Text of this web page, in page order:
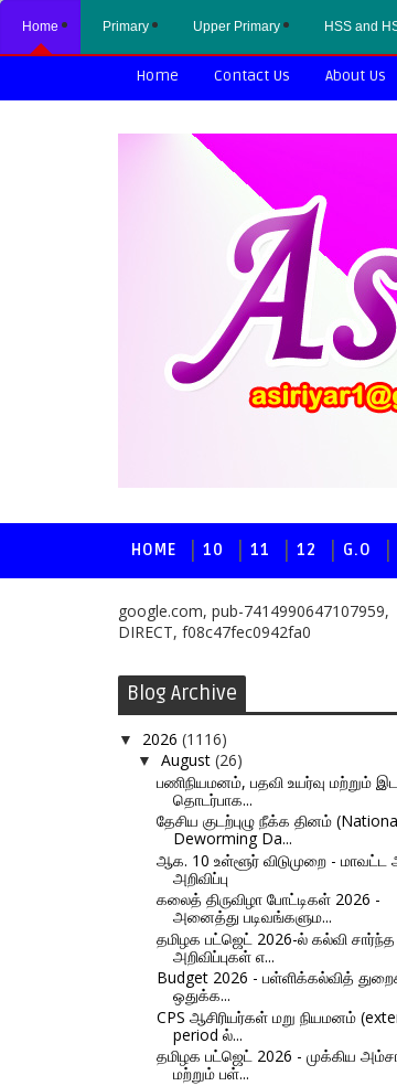
Home Primary Upper Primary HSS and
Home Contact Us About Us
HOME 10 11 12 G.O
google.com, pub-7414990647107959,
DIRECT, f08c47fec0942fa0
Blog Archive
▼ 2026 (1116)
▼ August (26)
பணிநியமனம், பதவி உயர்வு மற்றும்
தொடர்பாக...
தேசிய குடற்புழு நீக்க தினம்
Deworming Da...
ஆக. 10 உள்ளூர் விடுமுறை - மாவட்ட
அறிவிப்பு
கலைத் திருவிழா போட்டிகள் 2026 -
அனைத்து படிவங்களும...
தமிழக பட்ஜெட் 2026-ல் கல்வி சார்ந்த
அறிவிப்புகள் எ...
Budget 2026 - பள்ளிக்கல்வித்
ஒதுக்க...
CPS ஆசிரியர்கள் மறு நியமனம்
period ல்...
தமிழக பட்ஜெட் 2026 - முக்கிய
மற்றும் பள்...